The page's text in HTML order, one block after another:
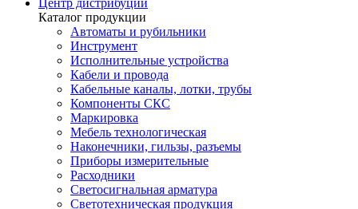
Каталог продукции
Автоматы и рубильники
Инструмент
Исполнительные устройства
Кабели и провода
Кабельные каналы, лотки, трубы
Компоненты СКС
Маркировка
Мебель технологическая
Наконечники, гильзы, разъемы
Приборы измерительные
Расходники
Светосигнальная арматура
Светотехническая продукция